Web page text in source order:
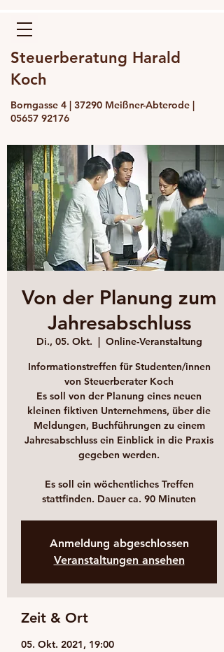
Steuerberatung Harald
Koch
Borngasse 4 | 37290 Meißner-Abterode |
05657 92176
Von der Planung zum
Jahresabschluss
Di., 05. Okt.
  |
Online-Veranstaltung
Informationstreffen für Studenten/innen
von Steuerberater Koch
Es soll von der Planung eines neuen
kleinen fiktiven Unternehmens, über die
Meldungen, Buchführungen zu einem
Jahresabschluss ein Einblick in die Praxis
gegeben werden.
Es soll ein wöchentliches Treffen
stattfinden. Dauer ca. 90 Minuten
Anmeldung abgeschlossen
Veranstaltungen ansehen
Zeit & Ort
05. Okt. 2021, 19:00